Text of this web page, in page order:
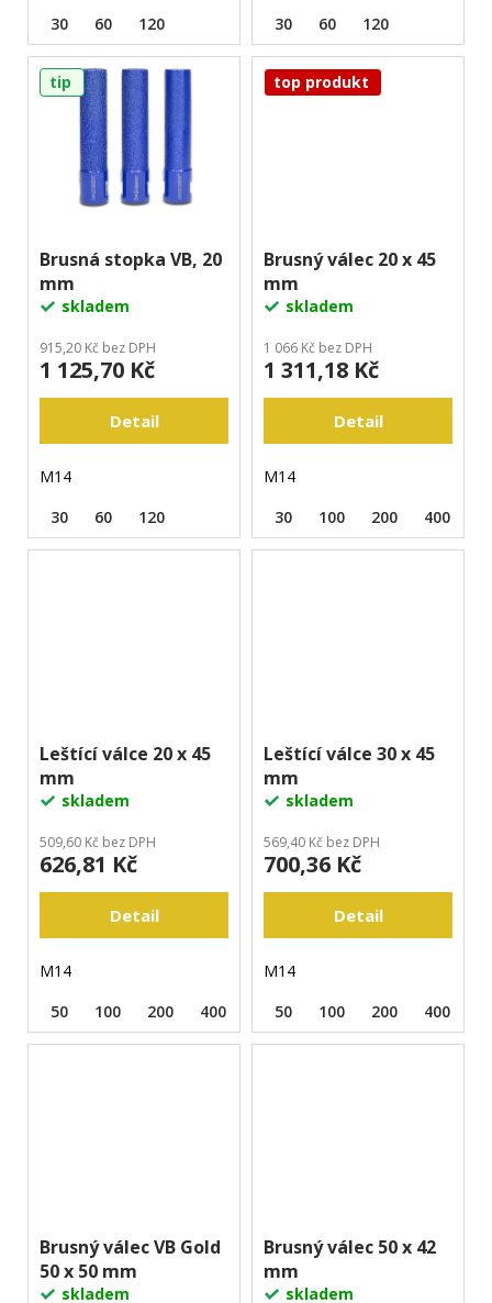
30
60 120
30
60 120
tip
Brusná stopka VB, 20
mm
skladem
915,20 Kč bez DPH
1 125,70 Kč
Detail
M14
30
60 120
top produkt
Brusný válec 20 x 45
mm
skladem
1 066 Kč bez DPH
1 311,18 Kč
Detail
M14
30
100 200 400
Leštící válce 20 x 45
mm
skladem
509,60 Kč bez DPH
626,81 Kč
Detail
M14
50
100 200 400 800 1500 3000
Leštící válce 30 x 45
mm
skladem
569,40 Kč bez DPH
700,36 Kč
Detail
M14
50
100 200 400
Brusný válec VB Gold
50 x 50 mm
skladem
Brusný válec 50 x 42
mm
skladem